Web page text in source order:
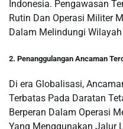
Indonesia. Pengawasan
Rutin Dan Operasi Militer
Dalam Melindungi
2. Penanggulangan Ancaman
Di era Globalisasi,
Terbatas Pada Daratan
Berperan Dalam Operasi
Yang Menggunakan Jalur